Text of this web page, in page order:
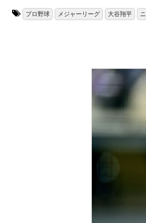
プロ野球 メジャーリーグ 大谷翔平